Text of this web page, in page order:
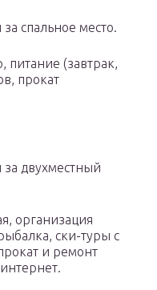
спальное место.
питание (завтрак,
прокат
двухместный
организация
ски-туры с
и ремонт